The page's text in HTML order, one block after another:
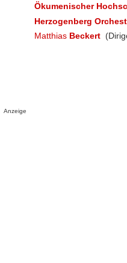
Ökumenischer
Herzogenberg
Matthias Beckert
Anzeige